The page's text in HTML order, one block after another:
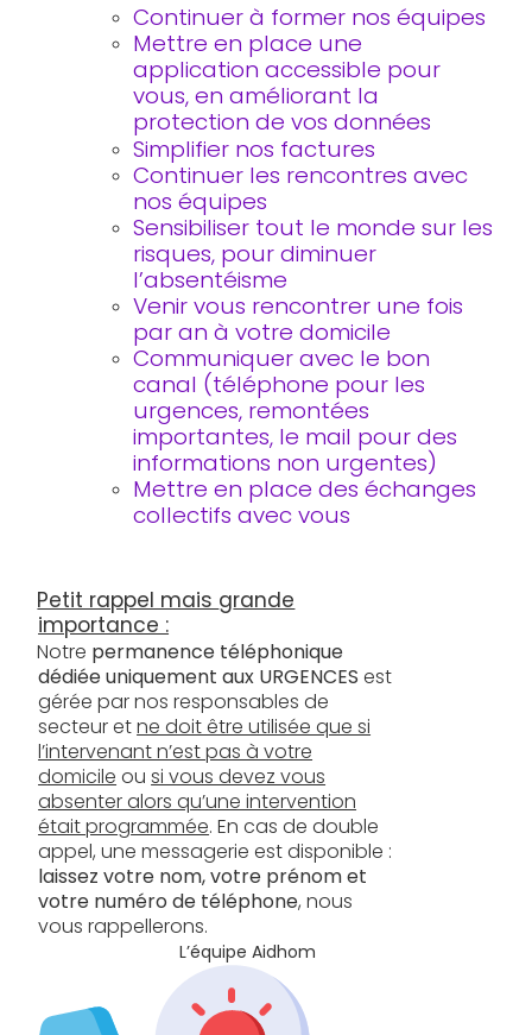
Continuer à former nos équipes
Mettre en place une
application accessible pour
vous, en améliorant la
protection de vos données
Simplifier nos factures
Continuer les rencontres avec
nos équipes
Sensibiliser tout le monde sur les
risques, pour diminuer
l’absentéisme
Venir vous rencontrer une fois
par an à votre domicile
Communiquer avec le bon
canal (téléphone pour les
urgences, remontées
importantes, le mail pour des
informations non urgentes)
Mettre en place des échanges
collectifs avec vous
Petit rappel mais grande
importance :
Notre permanence téléphonique
dédiée uniquement aux URGENCES est
gérée par nos responsables de
secteur etne doit être utilisée que si
l’intervenant n’est pas à votre
domicile ousi vous devez vous
absenter alors qu’une intervention
était programmée. En cas de double
appel, une messagerie est disponible :
laissez votre nom, votre prénom et
votre numéro de téléphone, nous
vous rappellerons.
L’équipe Aidhom